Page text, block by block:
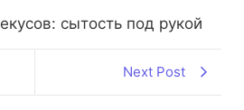
сытость под рукой
Next Post